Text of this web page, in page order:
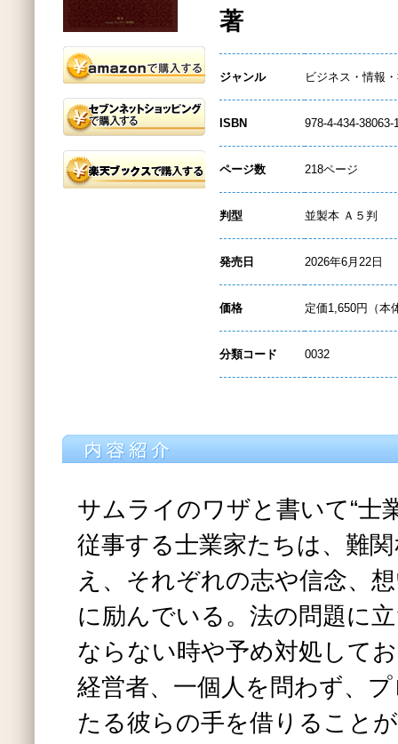
著
ジャンル ビジネス・情報
ISBN 978-4-434-38063-
ページ数 218ページ
判型 並製本 Ａ５判
発売日 2026年6月22日
価格 定価1,650円（本
分類コード 0032
サムライのワザと書いて“士
従事する士業家たちは、難
え、それぞれの志や信念、
に励んでいる。法の問題に
ならない時や予め対処して
経営者、一個人を問わず、
たる彼らの手を借りること